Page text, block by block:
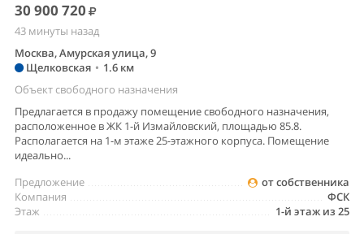
30 900 720
43 минуты назад
Москва, Амурская улица, 9
Щелковская • 1.6 км
Объект свободного назначения
Предлагается в продажу помещение свободного назначения,
расположенное в ЖК 1-й Измайловский, площадью 85.8.
Располагается на 1-м этаже 25-этажного корпуса. Помещение
идеально...
от собственника
Предложение
ФСК
Компания
1-й этаж из 25
Этаж